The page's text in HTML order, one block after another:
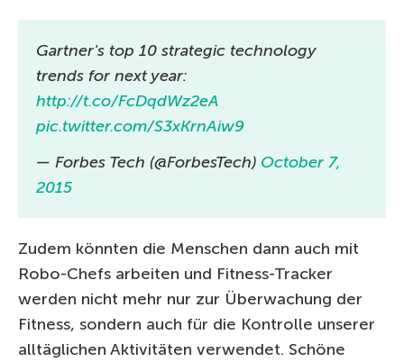
Gartner's top 10 strategic technology
trends for next year:
http://t.co/FcDqdWz2eA
pic.twitter.com/S3xKrnAiw9
— Forbes Tech (@ForbesTech) October 7,
2015
Zudem könnten die Menschen dann auch mit
Robo-Chefs arbeiten und Fitness-Tracker
werden nicht mehr nur zur Überwachung der
Fitness, sondern auch für die Kontrolle unserer
alltäglichen Aktivitäten verwendet. Schöne